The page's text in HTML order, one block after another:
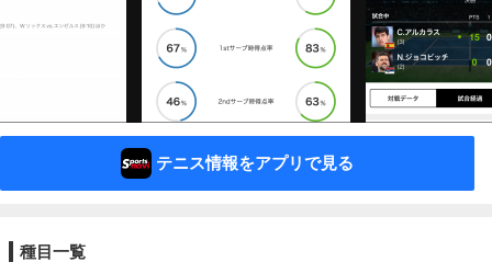
テニス情報をアプリで見る
種目一覧